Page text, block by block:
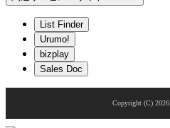
List Finder
Urumo!
bizplay
Sales Doc
Copyright (C) 2026